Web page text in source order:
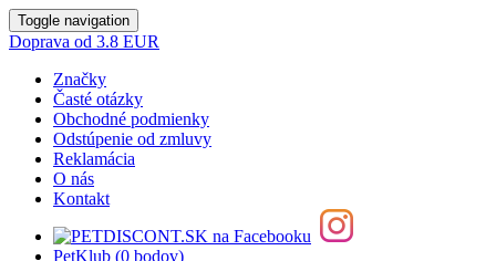
Toggle navigation
Doprava od 3.8 EUR
Značky
Časté otázky
Obchodné podmienky
Odstúpenie od zmluvy
Reklamácia
O nás
Kontakt
PetKlub (0 bodov)